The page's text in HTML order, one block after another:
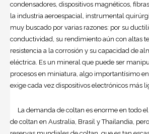
condensadores, dispositivos magnéticos,
la industria aeroespacial, instrumental
muy buscado por varias razones: por su
conductividad, su rendimiento aún con altas
resistencia a la corrosión y su capacidad de
eléctrica. Es un mineral que puede ser
procesos en miniatura, algo importantísimo
exige cada vez dispositivos electrónicos más
La demanda de coltan es enorme en todo
de coltan en Australia, Brasil y Thailandia,